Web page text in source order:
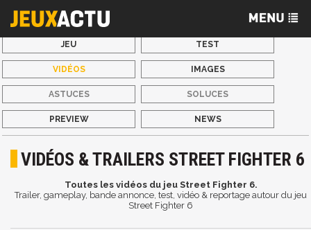
JEU TEST
VIDÉOS IMAGES
ASTUCES SOLUCES
PREVIEW NEWS
VIDÉOS & TRAILERS STREET FIGHTER 6
Toutes les vidéos du jeu Street Fighter 6.
Trailer, gameplay, bande annonce, test, vidéo & reportage autour du jeu
Street Fighter 6